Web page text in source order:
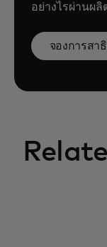
อย่างไรผ่านผ
จองการสา